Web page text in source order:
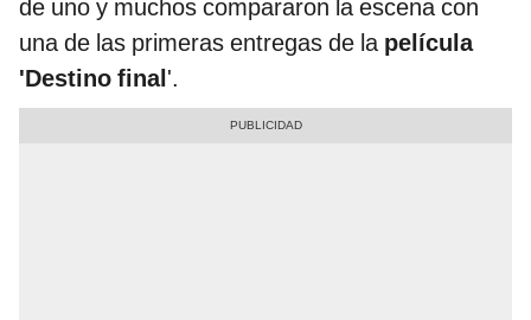
de uno y muchos compararon la escena con
una de las primeras entregas de la película
'Destino final'.